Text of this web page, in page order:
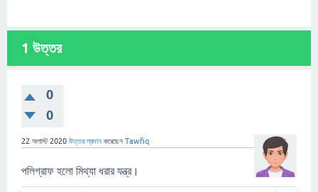
1 উত্তর
0
0
22 অগাস্ট 2020 উত্তর প্রদান করেছেন Tawfiq
পলিগ্রাফ হলো মিথ্যা ধরার যন্ত্র।